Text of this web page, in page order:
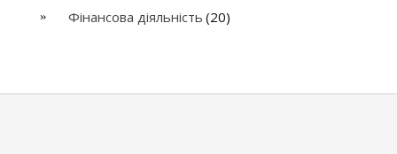
Фінансова діяльність (20)